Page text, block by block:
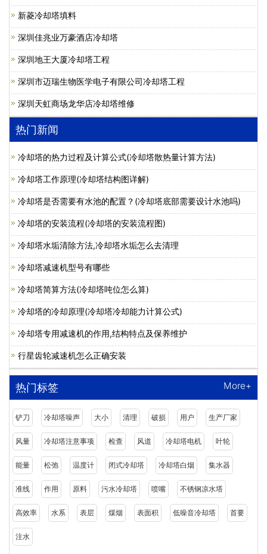
新菱冷却塔填料
深圳佳兆业万豪酒店冷却塔
深圳地王大厦冷却塔工程
深圳市迈瑞生物医学电子有限公司冷却塔工程
深圳天虹商场龙华店冷却塔维修
热门新闻
冷却塔的热力过程及计算公式(冷却塔散热量计算方法)
冷却塔工作原理(冷却塔结构图详解)
冷却塔是否需要有水池的配置？(冷却塔底部需要设计水池吗)
冷却塔的安装流程(冷却塔的安装流程图)
冷却塔水垢清除方法,冷却塔水垢怎么去清理
冷却塔减速机型号有哪些
冷却塔简算方法(冷却塔吨位怎么算)
冷却塔的冷却原理(冷却塔冷却能力计算公式)
冷却塔专用减速机的作用,结构特点及保养维护
行星齿轮减速机怎么正确安装
热门标签 More+
铲刀 冷却塔噪声 大小 清理 破损 用户 生产厂家
风量 冷却塔注意事项 检查 风道 冷却塔电机 叶轮
能量 松弛 温度计 闭式冷却塔 冷却塔白烟 集水器
准线 作用 原料 污水冷却塔 喷嘴 不锈钢凉水塔
高效率 水系 表层 煤烟 表面积 低噪音冷却塔 首要
注水